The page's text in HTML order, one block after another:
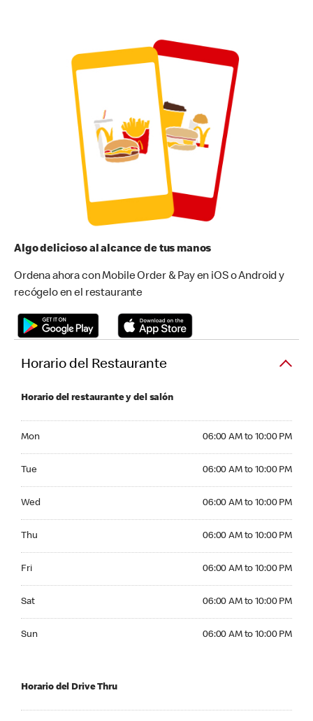
Algo delicioso al alcance de tus manos
Ordena ahora con Mobile Order & Pay en iOS o Android y
recógelo en el restaurante
Horario del Restaurante
Horario del restaurante y del salón
Mon 06:00 AM to 10:00 PM
Tue 06:00 AM to 10:00 PM
Wed 06:00 AM to 10:00 PM
Thu 06:00 AM to 10:00 PM
Fri 06:00 AM to 10:00 PM
Sat 06:00 AM to 10:00 PM
Sun 06:00 AM to 10:00 PM
Horario del Drive Thru